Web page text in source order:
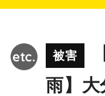
被害
雨】大